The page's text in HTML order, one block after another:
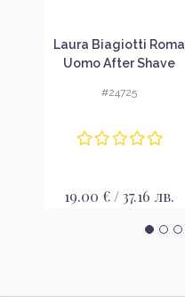
Laura Biagiotti Roma
Uomo After Shave
лосион за мъже
#24725
19.00 € / 37.16 лв.